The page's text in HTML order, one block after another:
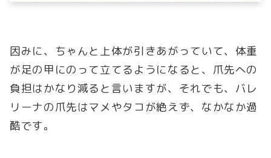
因みに、ちゃんと上体が引きあがっていて、体重
が足の甲にのって立てるようになると、爪先への
負担はかなり減ると言いますが、それでも、バレ
リーナの爪先はマメやタコが絶えず、なかなか過
酷です。